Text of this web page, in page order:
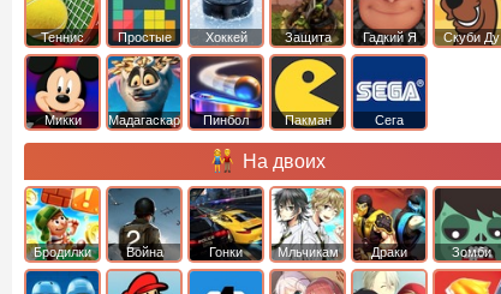
Теннис Простые Хоккей
Защита
башни
Гадкий Я Скуби Ду
Микки
Мадагаскар Пинбол Пакман Сега
На двоих
Бродилки Война Гонки Мльчикам Драки Зомби